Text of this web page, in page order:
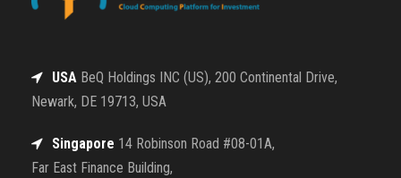
USA BeQ Holdings INC (US), 200 Continental Drive,
Newark, DE 19713, USA
Singapore 14 Robinson Road #08-01A,
Far East Finance Building,